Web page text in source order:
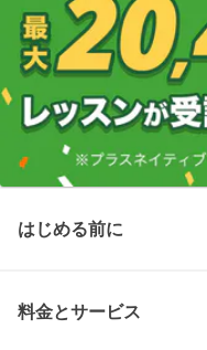
はじめる前に
料金とサービス